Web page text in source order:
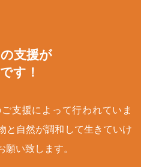
支援が
す！
支援によって行われていま
と自然が調和して生きていけ
願い致します。